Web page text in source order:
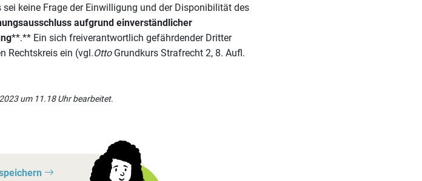
keine Frage der Einwilligung und der Disponibilität des
aufgrund einverständlicher
**.** Ein sich freiverantwortlich gefährdender Dritter
Rechtskreis ein (vgl.OttoGrundkurs Strafrecht 2, 8. Aufl.
um 11.18 Uhr bearbeitet.